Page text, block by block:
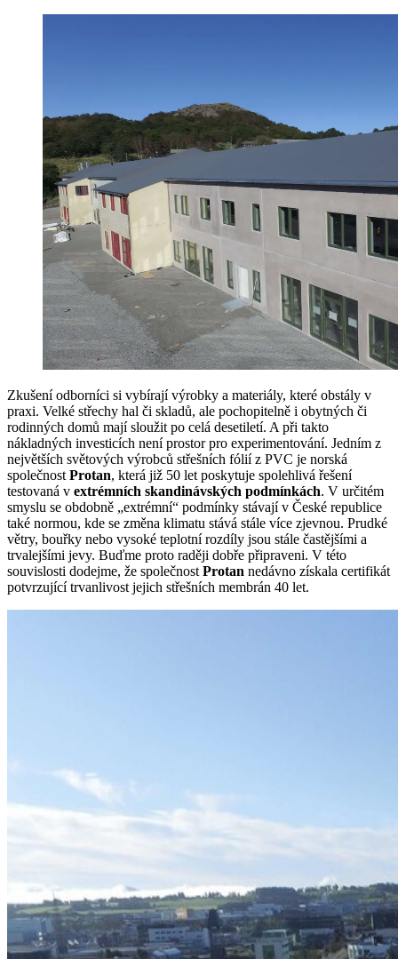
Zkušení odborníci si vybírají výrobky a materiály, které obstály v
praxi. Velké střechy hal či skladů, ale pochopitelně i obytných či
rodinných domů mají sloužit po celá desetiletí. A při takto
nákladných investicích není prostor pro experimentování. Jedním z
největších světových výrobců střešních fólií z PVC je norská
společnost Protan, která již 50 let poskytuje spolehlivá řešení
testovaná v extrémních skandinávských podmínkách. V určitém
smyslu se obdobně „extrémní“ podmínky stávají v České republice
také normou, kde se změna klimatu stává stále více zjevnou. Prudké
větry, bouřky nebo vysoké teplotní rozdíly jsou stále častějšími a
trvalejšími jevy. Buďme proto raději dobře připraveni. V této
souvislosti dodejme, že společnost Protan nedávno získala certifikát
potvrzující trvanlivost jejich střešních membrán 40 let.